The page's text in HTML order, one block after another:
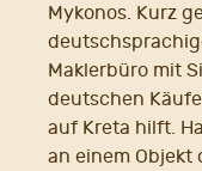
Mykonos. Kurz
Maklerbüro mit
deutschen
auf Kreta hilft.
an einem Objekt